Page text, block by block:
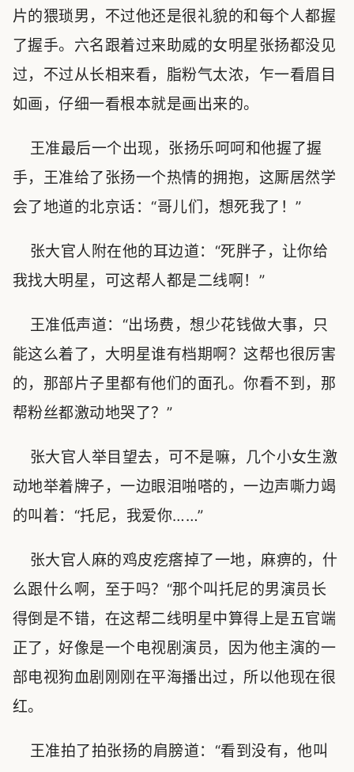
片的猥琐男，不过他还是很礼貌的和每个人都握
了握手。六名跟着过来助威的女明星张扬都没见
过，不过从长相来看，脂粉气太浓，乍一看眉目
如画，仔细一看根本就是画出来的。
王准最后一个出现，张扬乐呵呵和他握了握
手，王准给了张扬一个热情的拥抱，这厮居然学
会了地道的北京话：“哥儿们，想死我了！”
张大官人附在他的耳边道：“死胖子，让你给
我找大明星，可这帮人都是二线啊！”
王准低声道：“出场费，想少花钱做大事，只
能这么着了，大明星谁有档期啊？这帮也很厉害
的，那部片子里都有他们的面孔。你看不到，那
帮粉丝都激动地哭了？”
张大官人举目望去，可不是嘛，几个小女生激
动地举着牌子，一边眼泪啪嗒的，一边声嘶力竭
的叫着：“托尼，我爱你……”
张大官人麻的鸡皮疙瘩掉了一地，麻痹的，什
么跟什么啊，至于吗？“那个叫托尼的男演员长
得倒是不错，在这帮二线明星中算得上是五官端
正了，好像是一个电视剧演员，因为他主演的一
部电视狗血剧刚刚在平海播出过，所以他现在很
红。
王准拍了拍张扬的肩膀道：“看到没有，他叫